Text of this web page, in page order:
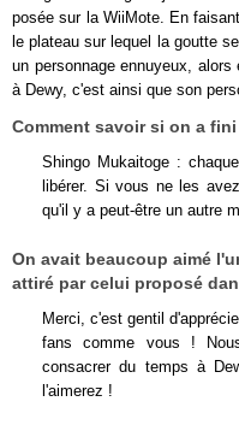
posée sur la WiiMote. En
le plateau sur lequel la goutte
un personnage ennuyeux,
à Dewy, c'est ainsi que son
Comment savoir si on a
Shingo Mukaitoge :
libérer. Si vous ne les
qu'il y a peut-être un autre
On avait beaucoup aimé
attiré par celui proposé
Merci, c'est gentil
fans comme vous !
consacrer du temps à
l'aimerez !